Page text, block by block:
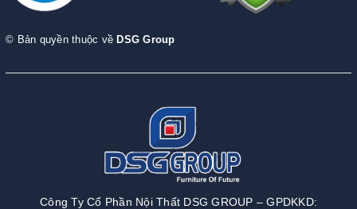
© Bản quyền thuộc về DSG Group
Công Ty Cổ Phần Nội Thất DSG GROUP – GPDKKD: